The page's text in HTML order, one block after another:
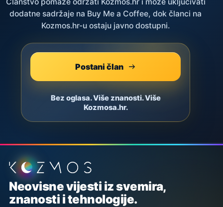
dodatne sadržaje na Buy Me a Coffee, dok članci na
Kozmos.hr-u ostaju javno dostupni.
Postani član
Bez oglasa. Više znanosti. Više
Kozmosa.hr.
Podnožje stranice
Neovisne vijesti iz svemira,
znanosti i tehnologije.